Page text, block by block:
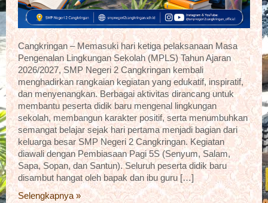
Cangkringan – Memasuki hari ketiga pelaksanaan Masa
Pengenalan Lingkungan Sekolah (MPLS) Tahun Ajaran
2026/2027, SMP Negeri 2 Cangkringan kembali
menghadirkan rangkaian kegiatan yang edukatif, inspiratif,
dan menyenangkan. Berbagai aktivitas dirancang untuk
membantu peserta didik baru mengenal lingkungan
sekolah, membangun karakter positif, serta menumbuhkan
semangat belajar sejak hari pertama menjadi bagian dari
keluarga besar SMP Negeri 2 Cangkringan. Kegiatan
diawali dengan Pembiasaan Pagi 5S (Senyum, Salam,
Sapa, Sopan, dan Santun). Seluruh peserta didik baru
disambut hangat oleh bapak dan ibu guru […]
Selengkapnya »